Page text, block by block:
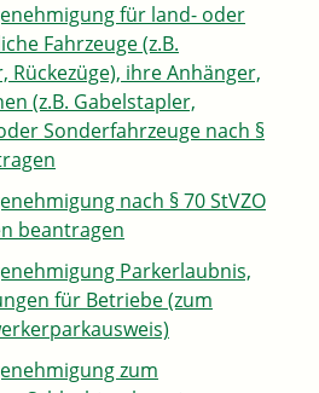
für land- oder
Fahrzeuge (z.B.
Rückezüge), ihre Anhänger,
(z.B. Gabelstapler,
Sonderfahrzeuge nach §
nach § 70 StVZO
beantragen
Parkerlaubnis,
für Betriebe (zum
zum